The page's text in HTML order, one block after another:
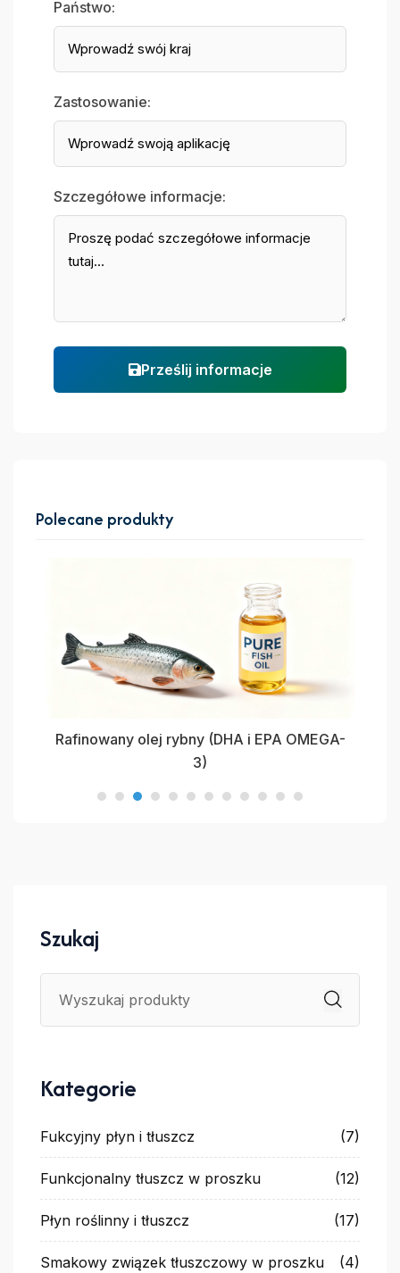
Szukaj
Kategorie
Fukcyjny płyn i tłuszcz (7)
Funkcjonalny tłuszcz w proszku (12)
Płyn roślinny i tłuszcz (17)
Smakowy związek tłuszczowy w proszku (4)
Państwo:
Zastosowanie:
Szczegółowe informacje:
Prześlij informacje
Polecane produkty
Rafinowany olej rybny (DHA i EPA OMEGA-
3)